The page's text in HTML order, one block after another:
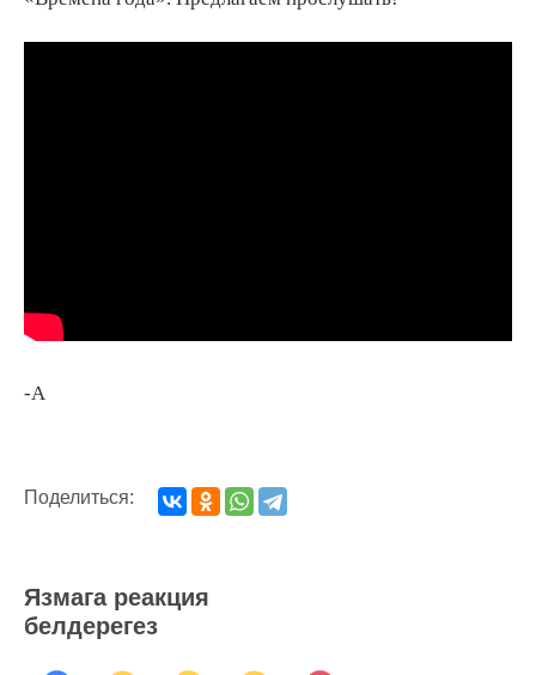
-A
Поделиться:
Язмага реакция
белдерегез